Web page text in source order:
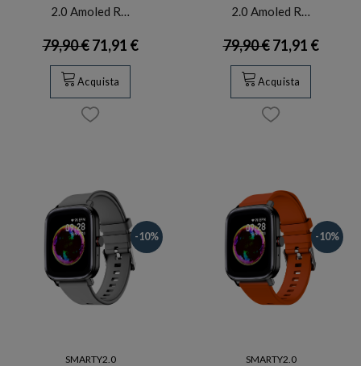
2.0 Amoled R…
79,90 €71,91 €
Acquista
2.0 Amoled R…
79,90 €71,91 €
Acquista
-10%
SMARTY2.0
-10%
SMARTY2.0